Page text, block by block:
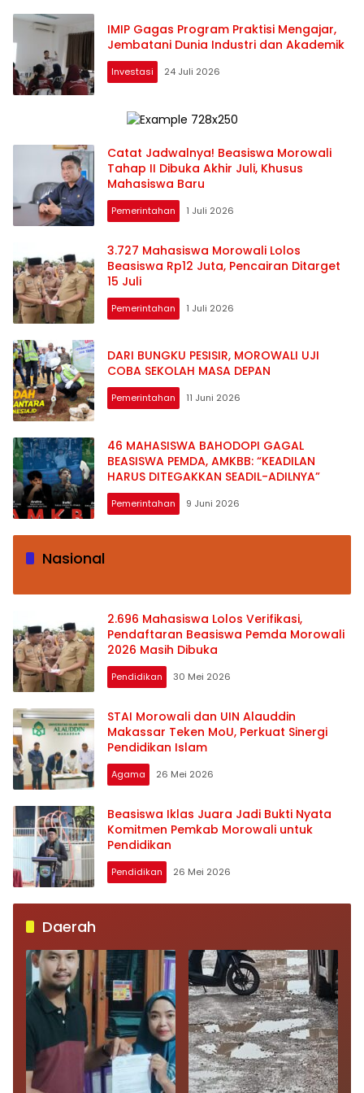
IMIP Gagas Program Praktisi Mengajar,
Jembatani Dunia Industri dan Akademik
Investasi 24 Juli 2026
Catat Jadwalnya! Beasiswa Morowali
Tahap II Dibuka Akhir Juli, Khusus
Mahasiswa Baru
Pemerintahan 1 Juli 2026
3.727 Mahasiswa Morowali Lolos
Beasiswa Rp12 Juta, Pencairan Ditarget
15 Juli
Pemerintahan 1 Juli 2026
DARI BUNGKU PESISIR, MOROWALI UJI
COBA SEKOLAH MASA DEPAN
Pemerintahan 11 Juni 2026
46 MAHASISWA BAHODOPI GAGAL
BEASISWA PEMDA, AMKBB: “KEADILAN
HARUS DITEGAKKAN SEADIL-ADILNYA”
Pemerintahan 9 Juni 2026
Nasional
2.696 Mahasiswa Lolos Verifikasi,
Pendaftaran Beasiswa Pemda Morowali
2026 Masih Dibuka
Pendidikan 30 Mei 2026
STAI Morowali dan UIN Alauddin
Makassar Teken MoU, Perkuat Sinergi
Pendidikan Islam
Agama 26 Mei 2026
Beasiswa Iklas Juara Jadi Bukti Nyata
Komitmen Pemkab Morowali untuk
Pendidikan
Pendidikan 26 Mei 2026
Daerah